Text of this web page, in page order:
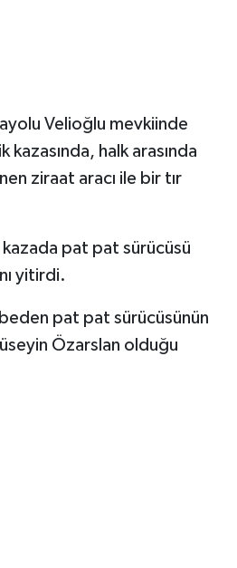
Velioğlu mevkiinde
halk arasında
ziraat aracı ile bir tır
pat pat sürücüsü
yitirdi.
pat pat sürücüsünün
Özarslan olduğu